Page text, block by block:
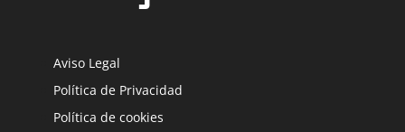
Aviso Legal
Política de Privacidad
Política de cookies